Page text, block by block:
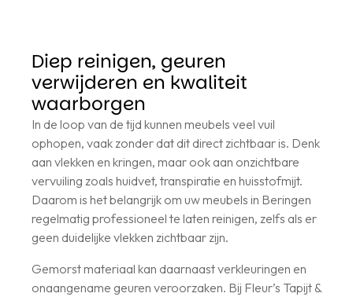
Diep reinigen, geuren
verwijderen en kwaliteit
waarborgen
In de loop van de tijd kunnen meubels veel vuil
ophopen, vaak zonder dat dit direct zichtbaar is. Denk
aan vlekken en kringen, maar ook aan onzichtbare
vervuiling zoals huidvet, transpiratie en huisstofmijt.
Daarom is het belangrijk om uw meubels in Beringen
regelmatig professioneel te laten reinigen, zelfs als er
geen duidelijke vlekken zichtbaar zijn.
Gemorst materiaal kan daarnaast verkleuringen en
onaangename geuren veroorzaken. Bij Fleur’s Tapijt &